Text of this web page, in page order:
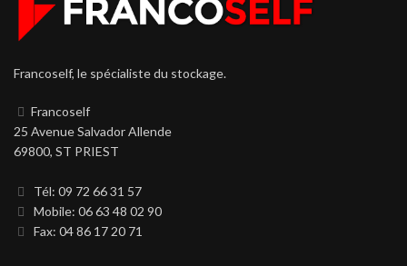
Francoself, le spécialiste du stockage.
Francoself
25 Avenue Salvador Allende
69800, ST PRIEST
Tél: 09 72 66 31 57
Mobile: 06 63 48 02 90
Fax: 04 86 17 20 71